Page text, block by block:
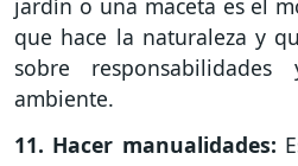
jardín o una maceta es el
que hace la naturaleza y
sobre
ambiente.
11. Hacer manualidades: